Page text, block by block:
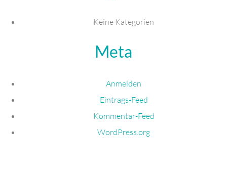
Keine Kategorien
Meta
Anmelden
Eintrags-Feed
Kommentar-Feed
WordPress.org